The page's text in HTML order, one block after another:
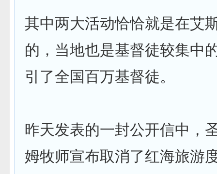
其中两大活动恰恰就是在艾
的，当地也是基督徒较集中
引了全国百万基督徒。
昨天发表的一封公开信中，
姆牧师宣布取消了红海旅游